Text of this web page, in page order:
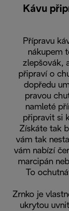
Kávu
Přípravu
nákupem
zlepšovák,
připraví o
dopředu
pravou
namleté
připravit si
Získáte tak
vám tak
vám nabízí
marcipán
To
Zrnko je
ukrytou